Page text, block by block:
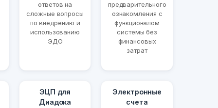
ответов на
сложные вопросы
по внедрению и
использованию
ЭДО
предварительного
ознакомления с
функционалом
системы без
финансовых
затрат
ЭЦП для
Диадока
Электронные
счета